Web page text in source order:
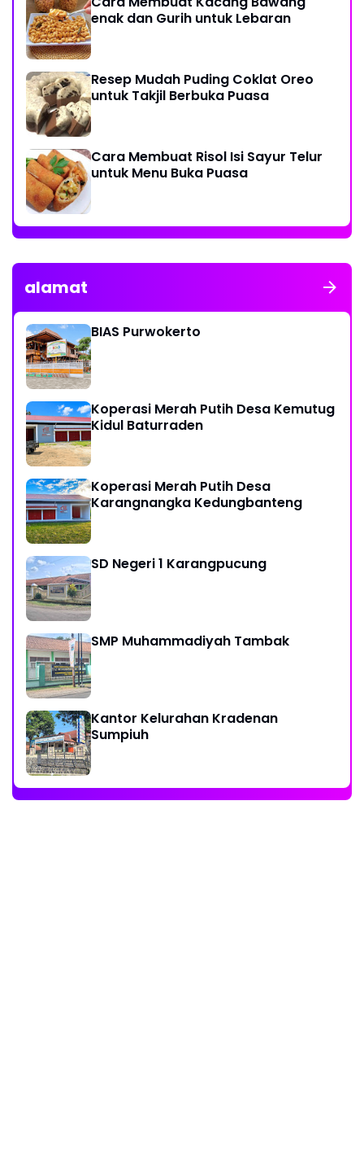
enak dan Gurih untuk Lebaran
Resep Mudah Puding Coklat Oreo
untuk Takjil Berbuka Puasa
Cara Membuat Risol Isi Sayur Telur
untuk Menu Buka Puasa
alamat
BIAS Purwokerto
Koperasi Merah Putih Desa Kemutug
Kidul Baturraden
Koperasi Merah Putih Desa
Karangnangka Kedungbanteng
SD Negeri 1 Karangpucung
SMP Muhammadiyah Tambak
Kantor Kelurahan Kradenan
Sumpiuh